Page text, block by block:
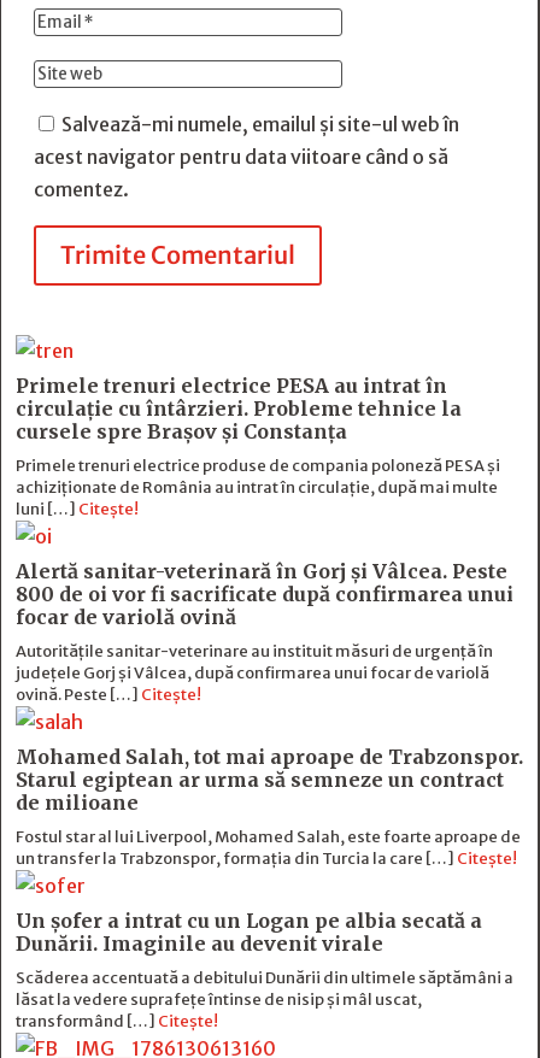
Salvează-mi numele, emailul și site-ul web în
acest navigator pentru data viitoare când o să
comentez.
Trimite Comentariul
Primele trenuri electrice PESA au intrat în
circulație cu întârzieri. Probleme tehnice la
cursele spre Brașov și Constanța
Primele trenuri electrice produse de compania poloneză PESA și
achiziționate de România au intrat în circulație, după mai multe
luni […] Citește!
Alertă sanitar-veterinară în Gorj și Vâlcea. Peste
800 de oi vor fi sacrificate după confirmarea unui
focar de variolă ovină
Autoritățile sanitar-veterinare au instituit măsuri de urgență în
județele Gorj și Vâlcea, după confirmarea unui focar de variolă
ovină. Peste […] Citește!
Mohamed Salah, tot mai aproape de Trabzonspor.
Starul egiptean ar urma să semneze un contract
de milioane
Fostul star al lui Liverpool, Mohamed Salah, este foarte aproape de
un transfer la Trabzonspor, formația din Turcia la care […] Citește!
Un șofer a intrat cu un Logan pe albia secată a
Dunării. Imaginile au devenit virale
Scăderea accentuată a debitului Dunării din ultimele săptămâni a
lăsat la vedere suprafețe întinse de nisip și mâl uscat,
transformând […] Citește!